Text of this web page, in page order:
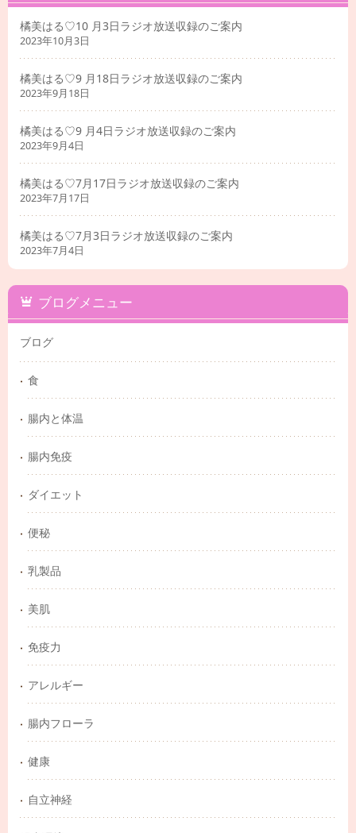
橘美はる♡10 月3日ラジオ放送収録のご案内
2023年10月3日
橘美はる♡9 月18日ラジオ放送収録のご案内
2023年9月18日
橘美はる♡9 月4日ラジオ放送収録のご案内
2023年9月4日
橘美はる♡7月17日ラジオ放送収録のご案内
2023年7月17日
橘美はる♡7月3日ラジオ放送収録のご案内
2023年7月4日
ブログメニュー
ブログ
食
腸内と体温
腸内免疫
ダイエット
便秘
乳製品
美肌
免疫力
アレルギー
腸内フローラ
健康
自立神経